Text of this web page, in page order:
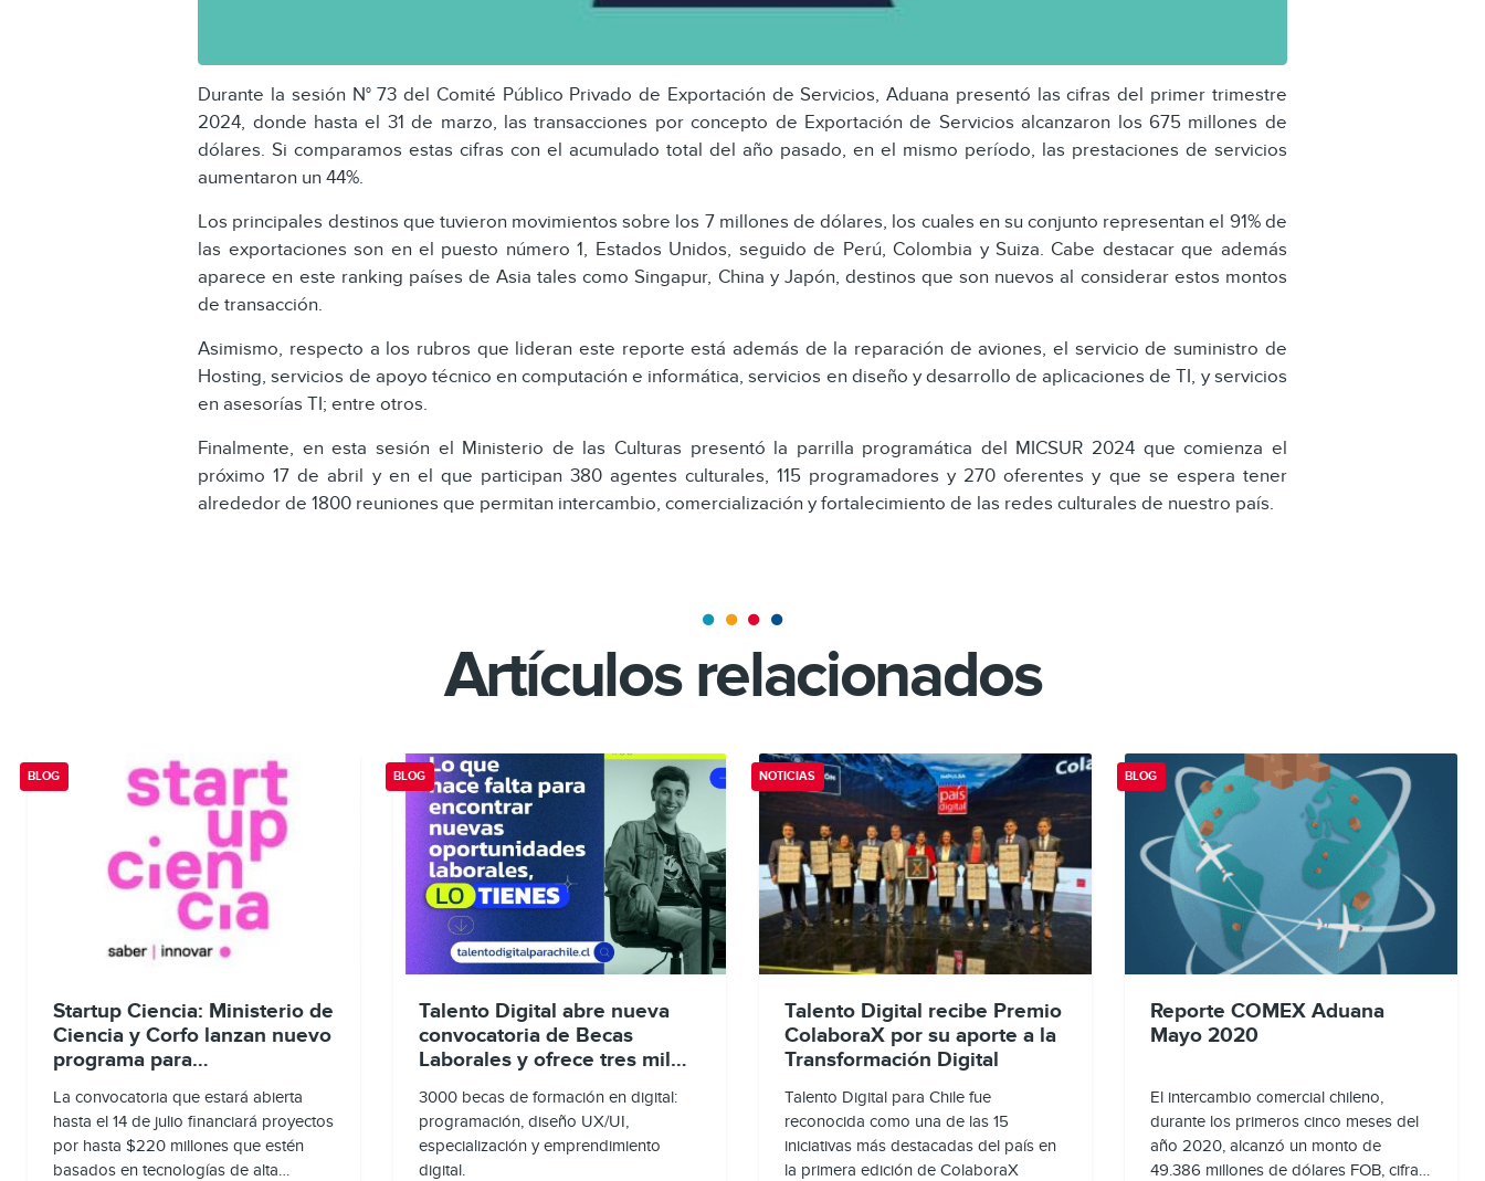
Durante la sesión N° 73 del Comité Público Privado de Exportación de Servicios, Aduana presentó las cifras del primer trimestre
2024, donde hasta el 31 de marzo, las transacciones por concepto de Exportación de Servicios alcanzaron los 675 millones de
dólares. Si comparamos estas cifras con el acumulado total del año pasado, en el mismo período, las prestaciones de servicios
aumentaron un 44%.
Los principales destinos que tuvieron movimientos sobre los 7 millones de dólares, los cuales en su conjunto representan el 91% de
las exportaciones son en el puesto número 1, Estados Unidos, seguido de Perú, Colombia y Suiza. Cabe destacar que además
aparece en este ranking países de Asia tales como Singapur, China y Japón, destinos que son nuevos al considerar estos montos
de transacción.
Asimismo, respecto a los rubros que lideran este reporte está además de la reparación de aviones, el servicio de suministro de
Hosting, servicios de apoyo técnico en computación e informática, servicios en diseño y desarrollo de aplicaciones de TI, y servicios
en asesorías TI; entre otros.
Finalmente, en esta sesión el Ministerio de las Culturas presentó la parrilla programática del MICSUR 2024 que comienza el
próximo 17 de abril y en el que participan 380 agentes culturales, 115 programadores y 270 oferentes y que se espera tener
alrededor de 1800 reuniones que permitan intercambio, comercialización y fortalecimiento de las redes culturales de nuestro país.
Artículos relacionados
BLOG
Startup Ciencia: Ministerio de
Ciencia y Corfo lanzan nuevo
programa para
científica tecnológica
La convocatoria que estará abierta
hasta el 14 de julio financiará proyectos
por hasta $220 millones que estén
basados en tecnologías de alta
BLOG
Talento Digital abre nueva
convocatoria de Becas
Laborales y ofrece tres mil
3000 becas de formación en digital:
programación, diseño UX/UI,
especialización y emprendimiento
digital.
NOTICIAS
Talento Digital recibe Premio
ColaboraX por su aporte a la
Transformación Digital
Talento Digital para Chile fue
reconocida como una de las 15
iniciativas más destacadas del país en
la primera edición de ColaboraX
BLOG
Reporte COMEX Aduana
Mayo 2020
El intercambio comercial chileno,
durante los primeros cinco meses del
año 2020, alcanzó un monto de
49.386 millones de dólares FOB, cifra